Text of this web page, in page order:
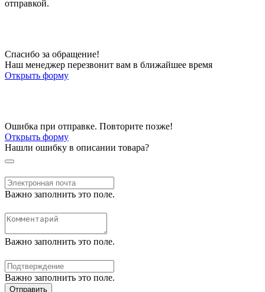
отправкой.
Спасибо за обращение!
Наш менеджер перезвонит вам в ближайшее время
Открыть форму
Ошибка при отправке. Повторите позже!
Открыть форму
Нашли ошибку в описании товара?
Важно заполнить это поле.
Важно заполнить это поле.
Важно заполнить это поле.
Отправить